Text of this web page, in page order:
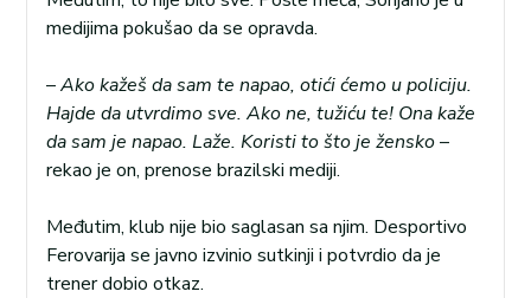
medijima pokušao da se opravda.
–Ako kažeš da sam te napao, otići ćemo u policiju.
Hajde da utvrdimo sve. Ako ne, tužiću te! Ona kaže
da sam je napao. Laže. Koristi to što je žensko–
rekao je on, prenose brazilski mediji.
Međutim, klub nije bio saglasan sa njim. Desportivo
Ferovarija se javno izvinio sutkinji i potvrdio da je
trener dobio otkaz.